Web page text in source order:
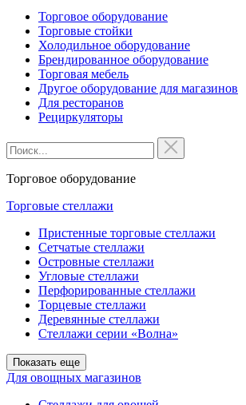
Торговое оборудование
Торговые стойки
Холодильное оборудование
Брендированное оборудование
Торговая мебель
Другое оборудование для магазинов
Для ресторанов
Рециркуляторы
Торговое оборудование
Торговые стеллажи
Пристенные торговые стеллажи
Сетчатые стеллажи
Островные стеллажи
Угловые стеллажи
Перфорированные стеллажи
Торцевые стеллажи
Деревянные стеллажи
Стеллажи серии «Волна»
Показать еще
Для овощных магазинов